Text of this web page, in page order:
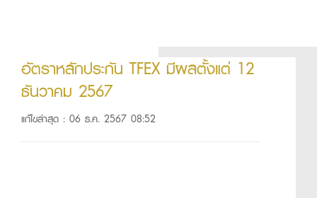
อัตราหลักประกัน TFEX มีผลตั้งแต่ 12
ธันวาคม 2567
แก้ไขล่าสุด : 06 ธ.ค. 2567 08:52